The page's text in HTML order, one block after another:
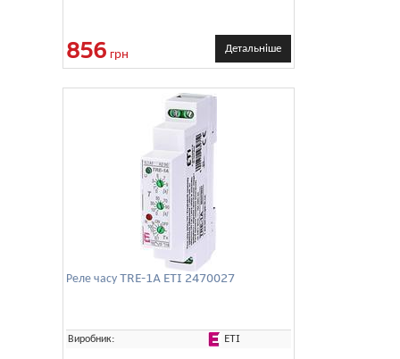
856 грн Детальніше
Реле часу TRE-1A ETI 2470027
Виробник: ETI